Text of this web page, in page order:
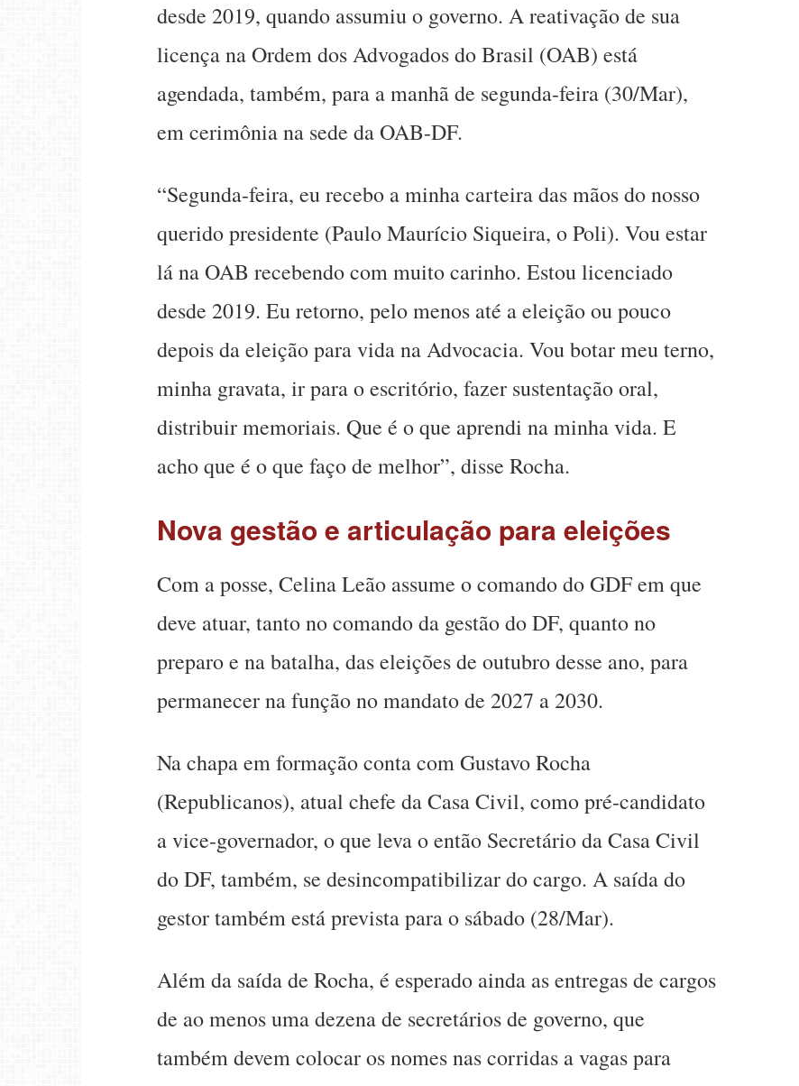
desde 2019, quando assumiu o governo. A reativação de sua
licença na Ordem dos Advogados do Brasil (OAB) está
agendada, também, para a manhã de segunda-feira (30/Mar),
em cerimônia na sede da OAB-DF.
“Segunda-feira, eu recebo a minha carteira das mãos do nosso
querido presidente (Paulo Maurício Siqueira, o Poli). Vou estar
lá na OAB recebendo com muito carinho. Estou licenciado
desde 2019. Eu retorno, pelo menos até a eleição ou pouco
depois da eleição para vida na Advocacia. Vou botar meu terno,
minha gravata, ir para o escritório, fazer sustentação oral,
distribuir memoriais. Que é o que aprendi na minha vida. E
acho que é o que faço de melhor”, disse Rocha.
Nova gestão e articulação para eleições
Com a posse, Celina Leão assume o comando do GDF em que
deve atuar, tanto no comando da gestão do DF, quanto no
preparo e na batalha, das eleições de outubro desse ano, para
permanecer na função no mandato de 2027 a 2030.
Na chapa em formação conta com Gustavo Rocha
(Republicanos), atual chefe da Casa Civil, como pré-candidato
a vice-governador, o que leva o então Secretário da Casa Civil
do DF, também, se desincompatibilizar do cargo. A saída do
gestor também está prevista para o sábado (28/Mar).
Além da saída de Rocha, é esperado ainda as entregas de cargos
de ao menos uma dezena de secretários de governo, que
também devem colocar os nomes nas corridas a vagas para